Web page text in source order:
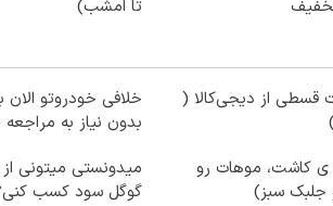
تا امشب)
قسطی از دیجی‌کالا (
خلافی خودروتو الان
بدون نیاز به
ی کاشت، موهات رو
سبز)
میدونستی میتونی
گوگل سود کسب